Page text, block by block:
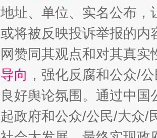
、用工荒背后
址、单位、实名公布
将被反映投诉举报的
赞同其观点和对其真实
向 ，强化反腐和公众/
好舆论氛围。通过中
政府和公众/公民/大众/